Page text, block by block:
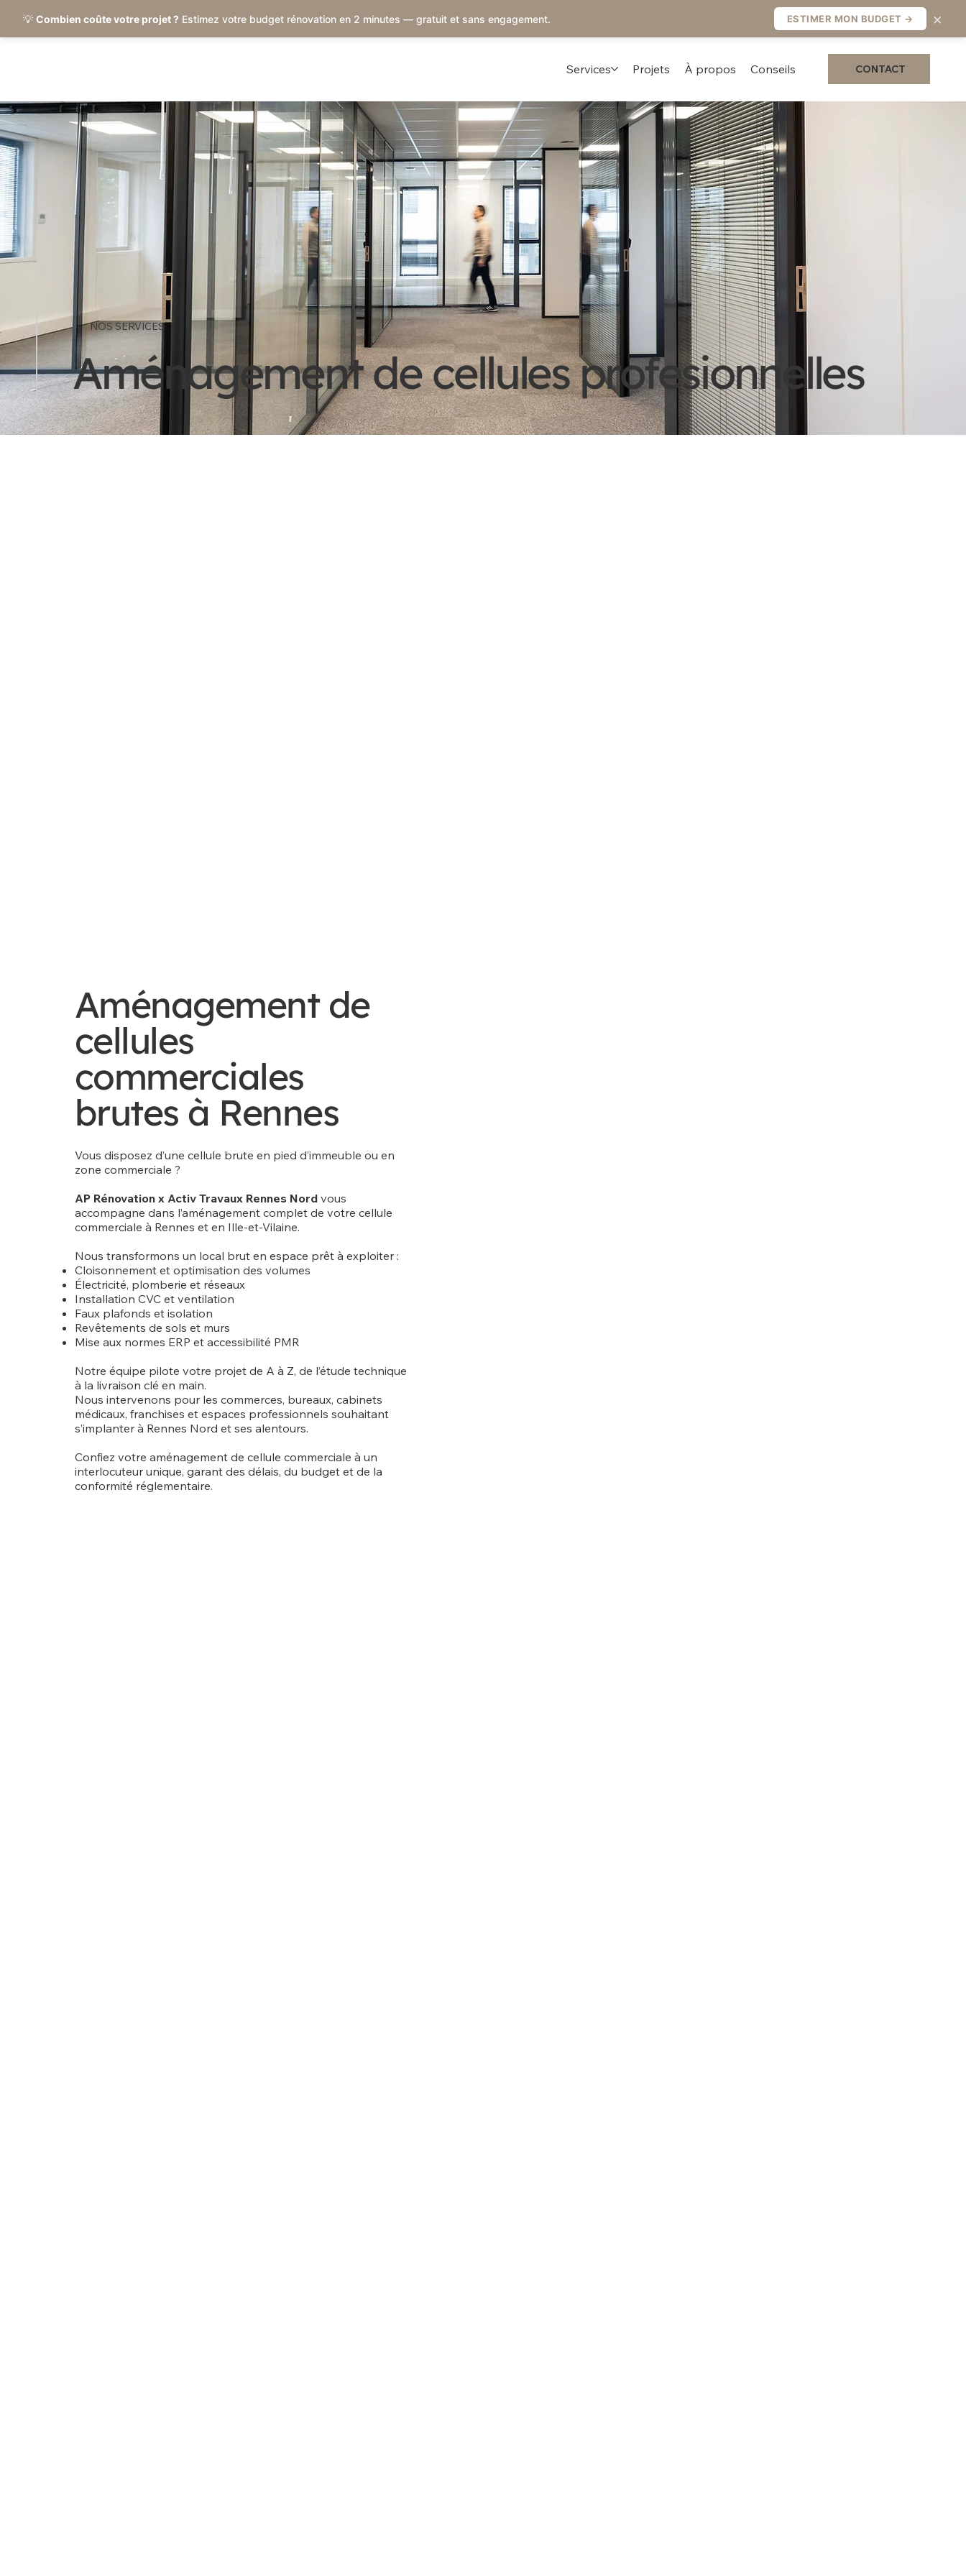
💡 Combien coûte votre projet ? Estimez votre budget rénovation en 2 minutes — gratuit et sans engagement. ESTIMER MON BUDGET → ×
Services Projets À propos Conseils CONTACT
NOS SERVICES
Aménagement de cellules profesionnelles
Vous disposez d’une cellule brute en pied d’immeuble ou en
zone commerciale ?
AP Rénovation x Activ Travaux Rennes Nordvous
accompagne dans l’aménagement complet de votre cellule
commerciale à Rennes et en Ille-et-Vilaine.
Nous transformons un local brut en espace prêt à exploiter :
Cloisonnement et optimisation des volumes
Électricité, plomberie et réseaux
Installation CVC et ventilation
Faux plafonds et isolation
Revêtements de sols et murs
Mise aux normes ERP et accessibilité PMR
Notre équipe pilote votre projet de A à Z, de l’étude technique
à la livraison clé en main.
Nous intervenons pour les commerces, bureaux, cabinets
médicaux, franchises et espaces professionnels souhaitant
s’implanter à Rennes Nord et ses alentours.
Confiez votre aménagement de cellule commerciale à un
interlocuteur unique, garant des délais, du budget et de la
conformité réglementaire.
Aménagement de
cellules
commerciales
brutes à Rennes